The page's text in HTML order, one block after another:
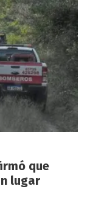
que
lugar